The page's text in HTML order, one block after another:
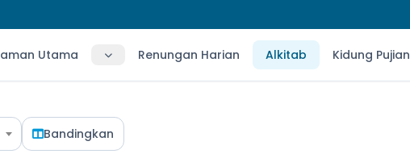
Utama Renungan Harian Alkitab Kidung Pujian
Bandingkan